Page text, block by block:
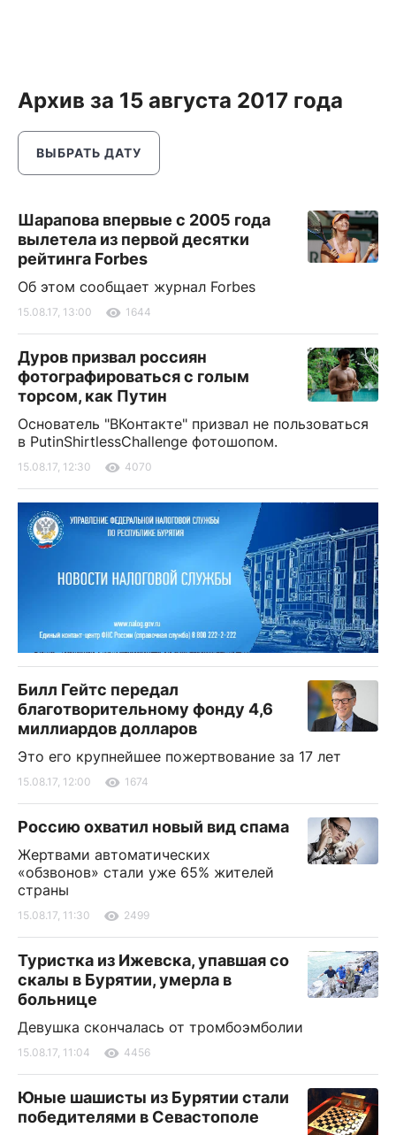
Архив за 15 августа 2017 года
ВЫБРАТЬ ДАТУ
Шарапова впервые с 2005 года
вылетела из первой десятки
рейтинга Forbes
Об этом сообщает журнал Forbes
15.08.17, 13:00 1644
Дуров призвал россиян
фотографироваться с голым
торсом, как Путин
Основатель "ВКонтакте" призвал не пользоваться
в PutinShirtlessChallenge фотошопом.
15.08.17, 12:30 4070
Билл Гейтс передал
благотворительному фонду 4,6
миллиардов долларов
Это его крупнейшее пожертвование за 17 лет
15.08.17, 12:00 1674
Россию охватил новый вид спама
Жертвами автоматических
«обзвонов» стали уже 65% жителей
страны
15.08.17, 11:30 2499
Туристка из Ижевска, упавшая со
скалы в Бурятии, умерла в
больнице
Девушка скончалась от тромбоэмболии
15.08.17, 11:04 4456
Юные шашисты из Бурятии стали
победителями в Севастополе